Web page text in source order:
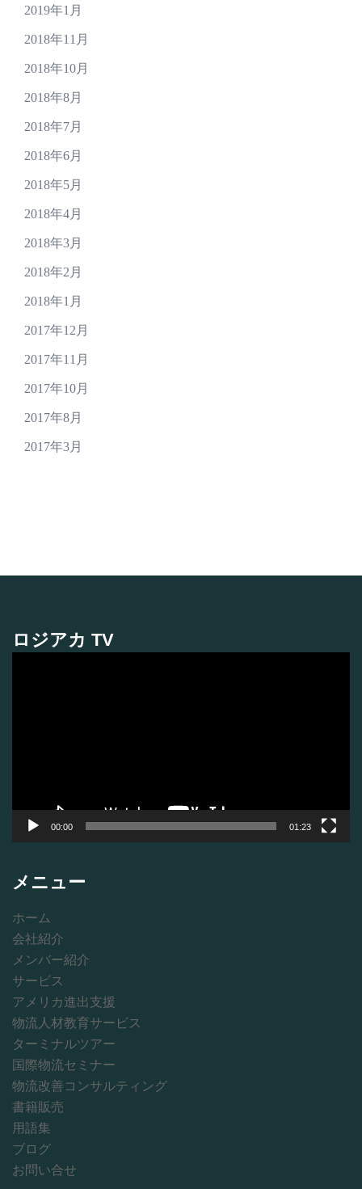
2019年1月
2018年11月
2018年10月
2018年8月
2018年7月
2018年6月
2018年5月
2018年4月
2018年3月
2018年2月
2018年1月
2017年12月
2017年11月
2017年10月
2017年8月
2017年3月
ロジアカ TV
00:00 01:23
メニュー
ホーム
会社紹介
メンバー紹介
サービス
アメリカ進出支援
物流人材教育サービス
ターミナルツアー
国際物流セミナー
物流改善コンサルティング
書籍販売
用語集
ブログ
お問い合せ